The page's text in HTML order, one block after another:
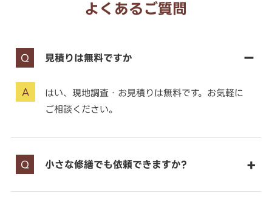
よくあるご質問
見積りは無料ですか
はい、現地調査・お見積りは無料です。お気軽に
ご相談ください。
小さな修繕でも依頼できますか?